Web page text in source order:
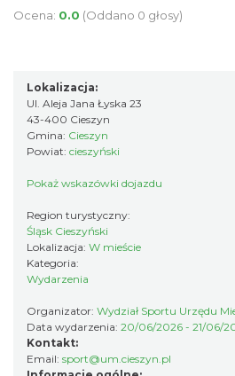
Cieszyn
0.97 km
Ocena: 0.0 (Oddano 0 głosy)
Lokalizacja:
Ul. Aleja Jana Łyska 23
43-400 Cieszyn
Gmina: Cieszyn
Powiat: cieszyński
Pokaż wskazówki dojazdu
Region turystyczny:
Śląsk Cieszyński
Lokalizacja: W mieście
Kategoria:
Wydarzenia
Organizator: Wydział Sportu Urzędu
Data wydarzenia: 20/06/2026 - 21/06/
Kontakt:
Email: sport@um.cieszyn.pl